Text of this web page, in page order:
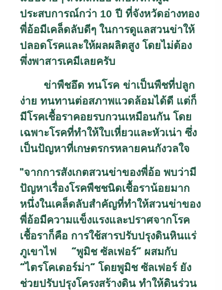
ประสบการณ์กว่า 10 ปี ที่จังหวัดอ่างทอง
พี่อ้อมีเคล็ดลับดีๆ ในการดูแลสวนข่าให้
ปลอดโรคและให้ผลผลิตสูง โดยไม่ต้อง
พึ่งพาสารเคมีเลยครับ
ข่าพืชอึด ทนโรค ข่าเป็นพืชที่ปลูก
ง่าย ทนทานต่อสภาพแวดล้อมได้ดี แต่ก็
มีโรคเชื้อราคอยรบกวนเหมือนกัน โดย
เฉพาะโรคที่ทำให้ใบเหี่ยวและหัวเน่า ซึ่ง
เป็นปัญหาที่เกษตรกรหลายคนกังวลใจ
"จากการสังเกตสวนข่าของพี่อ้อ พบว่ามี
ปัญหาเรื่องโรคพืชชนิดเชื้อราน้อยมาก
หนึ่งในเคล็ดลับสำคัญที่ทำให้สวนข่าของ
พี่อ้อมีความแข็งแรงและปราศจากโรค
เชื้อราก็คือ การใช้สารปรับปรุงดินหินแร่
ภูเขาไฟ “พูมิช ซัลเฟอร์” ผสมกับ
“ไตรโคเดอร์ม่า” โดยพูมิช ซัลเฟอร์ ยัง
ช่วยปรับปรุงโครงสร้างดิน ทำให้ดินร่วน